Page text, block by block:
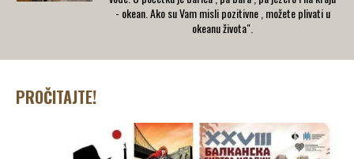
- okean. Ako su Vam misli pozitivne , možete plivati u
okeanu života".
PROČITAJTE!